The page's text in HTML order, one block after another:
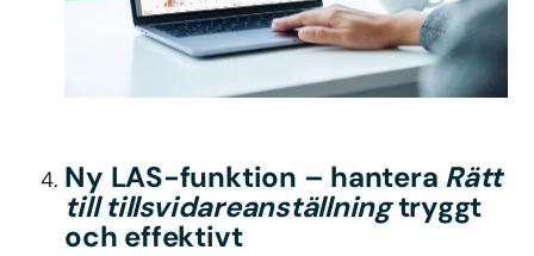
Ny LAS-funktion – hantera Rätt
till tillsvidareanställningtryggt
och effektivt